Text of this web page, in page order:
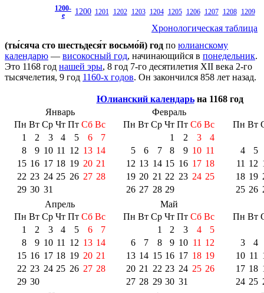
1200-
е
1200 1201 1202 1203 1204 1205 1206 1207 1208 1209
Хронологическая таблица
(ты́сяча сто шестьдеся́т восьмо́й) год по юлианскому
календарю — високосный год, начинающийся в понедельник.
Это 1168 год нашей эры, 8 год 7-го десятилетия XII века 2-го
тысячелетия, 9 год 1160-х годов. Он закончился 858 лет назад.
Юлианский календарьна 1168 год
Январь
Пн Вт Ср Чт Пт Сб Вс
1
2 3 4 5 6
7
8
9 10 11 12 13 14
15 16 17 18 19 20 21
22 23 24 25 26 27 28
29 30 31
Февраль
Пн Вт Ср Чт Пт Сб Вс
1
2 3
4
5
6 7 8 9 10 11
12 13 14 15 16 17 18
19 20 21 22 23 24 25
26 27 28 29
Пн Вт
4
5
11 12
18 19
25 26
Апрель
Пн Вт Ср Чт Пт Сб Вс
1
2 3 4 5 6
7
8
9 10 11 12 13 14
15 16 17 18 19 20 21
22 23 24 25 26 27 28
29 30
Май
Пн Вт Ср Чт Пт Сб Вс
1
2 3 4
5
6
7 8 9 10 11 12
13 14 15 16 17 18 19
20 21 22 23 24 25 26
27 28 29 30 31
Пн Вт
3
4
10 11
17 18
24 25